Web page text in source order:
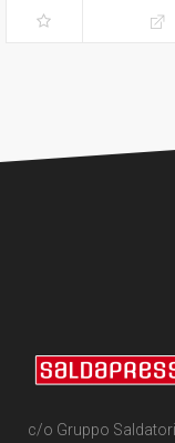
c/o Gruppo Saldatori